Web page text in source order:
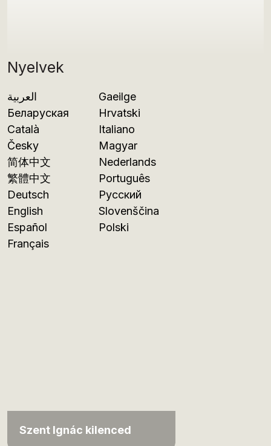
Nyelvek
العربية
Беларуская
Català
Česky
简体中文
繁體中文
Deutsch
English
Español
Français
Gaeilge
Hrvatski
Italiano
Magyar
Nederlands
Português
Русский
Slovenščina
Polski
Szent Ignác kilenced